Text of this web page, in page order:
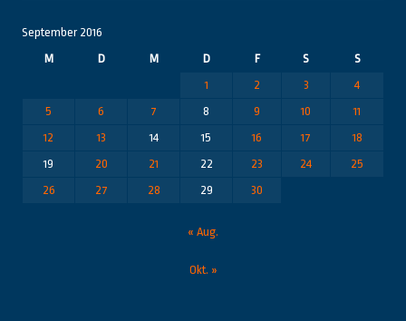
September 2016
M
D M D F S
S
1
2 3
4
5
6 7 8 9 10
11
12
13 14 15 16 17
18
19
20 21 22 23 24
25
26
27 28 29 30
« Aug.
Okt. »